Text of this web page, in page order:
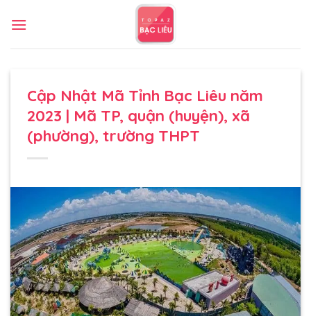
qua
Cập Nhật Mã Tỉnh Bạc Liêu năm
2023 | Mã TP, quận (huyện), xã
(phường), trường THPT